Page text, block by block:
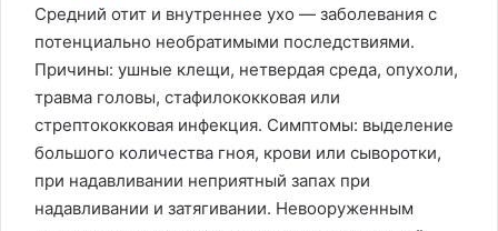
Средний отит и внутреннее ухо — заболевания с
потенциально необратимыми последствиями.
Причины: ушные клещи, нетвердая среда, опухоли,
травма головы, стафилококковая или
стрептококковая инфекция. Симптомы: выделение
большого количества гноя, крови или сыворотки,
при надавливании неприятный запах при
надавливании и затягивании. Невооруженным